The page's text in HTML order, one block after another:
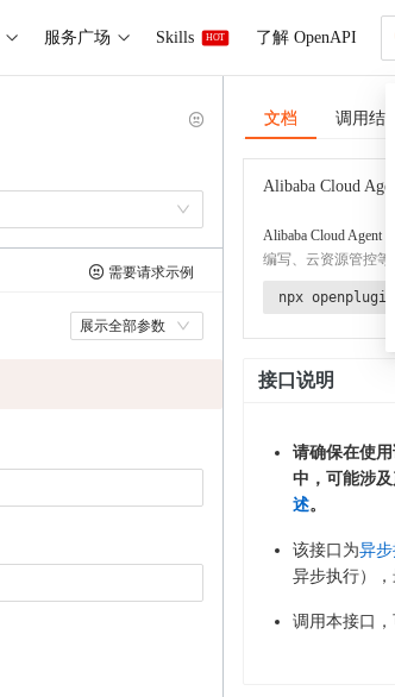
服务广场 Skills HOT 了解 OpenAPI
需要请求示例
展示全部参数
文档 调用结果
Alibaba Cloud
Alibaba Cloud Agent
编写、云资源管控等
npx
接口说明
请确保在使
中，可能涉
述。
该接口为异步
异步执行）
调用本接口